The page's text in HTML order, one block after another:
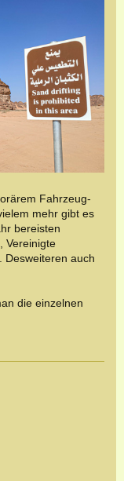
Fahrzeug-
mehr gibt es
bereisten
Vereinigte
Desweiteren auch
die einzelnen